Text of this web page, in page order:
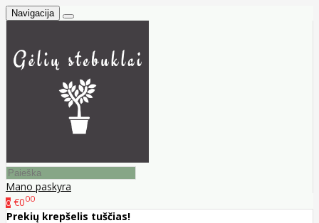
Navigacija
Mano paskyra
0 €000
Prekių krepšelis tuščias!